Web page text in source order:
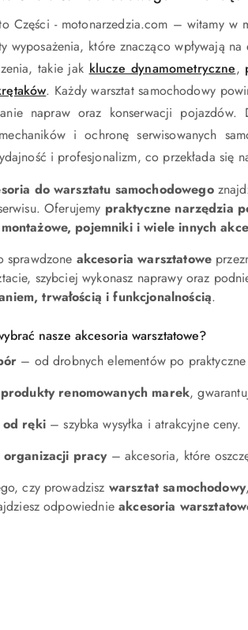
Części - motonarzedzia.com – witamy w
wyposażenia, które znacząco wpływają
takie jak klucze dynamometryczne,
. Każdy warsztat samochodowy
napraw oraz konserwacji
i ochronę serwisowanych
i profesjonalizm, co przekłada się
do warsztatu samochodowego
Oferujemy praktyczne narzędzia
pojemniki i wiele innych
sprawdzone akcesoria warsztatowe
szybciej wykonasz naprawy oraz
trwałością i funkcjonalnością.
nasze akcesoria warsztatowe?
– od drobnych elementów po praktyczne
renomowanych marek,
od ręki– szybka wysyłka i atrakcyjne ceny.
organizacji pracy– akcesoria, które
czy prowadzisz warsztat samochodowy
odpowiednieakcesoria